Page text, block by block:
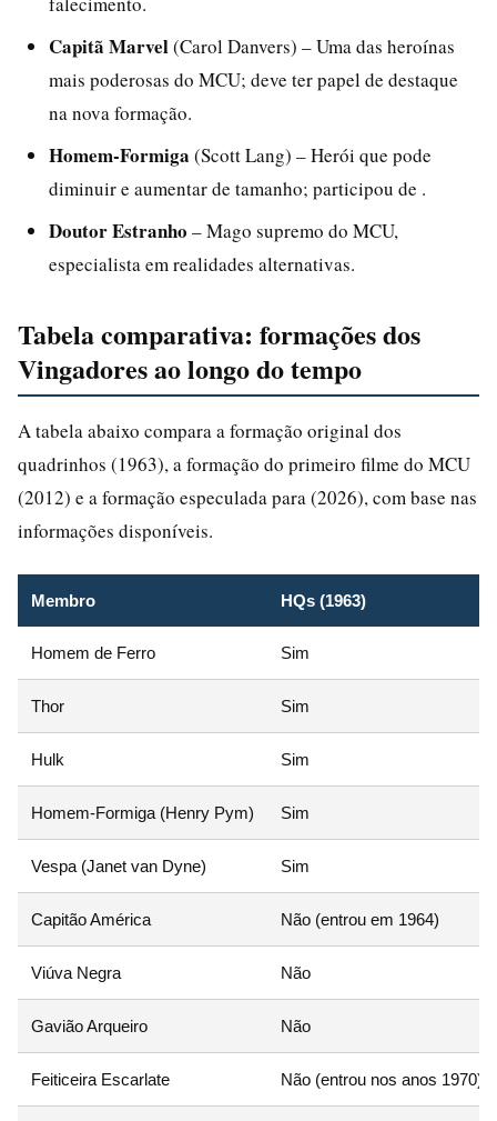
Capitã Marvel(Carol Danvers) – Uma das heroínas
mais poderosas do MCU; deve ter papel de destaque
na nova formação.
Homem-Formiga (Scott Lang) – Herói que pode
diminuir e aumentar de tamanho; participou de .
Doutor Estranho – Mago supremo do MCU,
especialista em realidades alternativas.
Tabela comparativa: formações dos
Vingadores ao longo do tempo
A tabela abaixo compara a formação original dos
quadrinhos (1963), a formação do primeiro filme do MCU
(2012) e a formação especulada para (2026), com base nas
informações disponíveis.
Membro HQs (1963)
Homem de Ferro Sim
Thor Sim
Hulk Sim
Homem-Formiga (Henry Pym) Sim
Vespa (Janet van Dyne) Sim
Capitão América Não (entrou em 1964)
Viúva Negra Não
Gavião Arqueiro Não
Feiticeira Escarlate Não (entrou nos anos 1970)